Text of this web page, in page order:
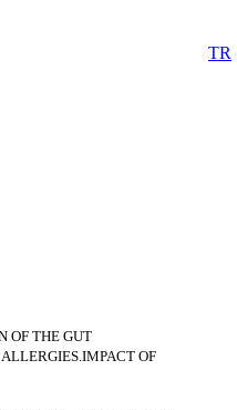
TR
OF THE GUT
OF